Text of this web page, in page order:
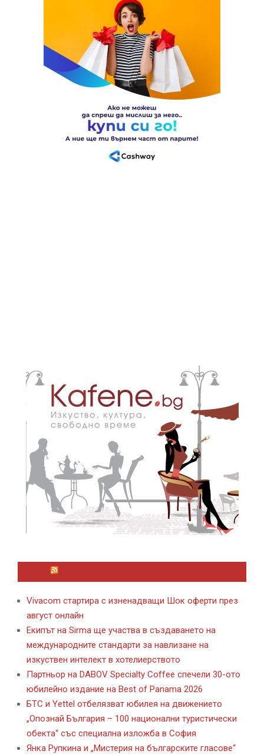
Vivacom стартира с изненадващи Шок оферти през
август онлайн
Екипът на Sirma ще участва в създаването на
международните стандарти за навлизане на
изкуствен интелект в хотелиерството
Партньор на DABOV Specialty Coffee спечели 30-ото
юбилейно издание на Best of Panama 2026
БТС и Yettel отбелязват юбилея на движението
„Опознай България – 100 национални туристически
обекта“ със специална изложба в София
Янка Рупкина и „Мистерия на българските гласове“